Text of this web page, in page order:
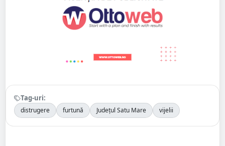
Tag-uri:
distrugere furtună Județul Satu Mare vijelii